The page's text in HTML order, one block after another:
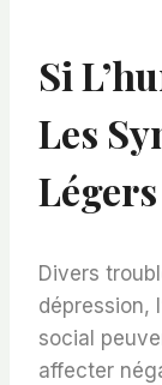
Si
Les
Légers
Divers
dépression,
social
affecter